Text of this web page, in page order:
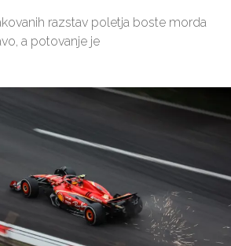
razstav poletja boste morda
a potovanje je